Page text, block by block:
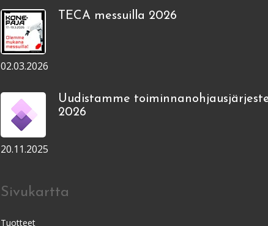
TECA messuilla 2026
02.03.2026
Uudistamme
2026
20.11.2025
Sivukartta
Tuotteet